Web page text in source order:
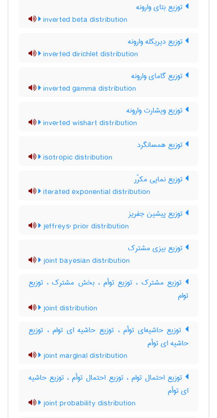
توزیع بتای وارونه
inverted beta distribution
توزیع دیریکله وارونه
inverted dirichlet distribution
توزیع گامای وارونه
inverted gamma distribution
توزیع ویشارت وارونه
inverted wishart distribution
توزیع همسانگرد
isotropic distribution
توزیع نمایی مکرّر
iterated exponential distribution
توزیع پیشین جفریز
jeffreys' prior distribution
توزیع بیزی مشترک
joint bayesian distribution
توزیع مشترک ، توزیع توأم ، بخش مشترک ، توزیع
توام
joint distribution
توزیع حاشیه‌ای توأم ، توزیع حاشیه ای توام ، توزیع
حاشیه ای توأم
joint marginal distribution
توزیع احتمال توام ، توزیع احتمال توأم ، توزیع حاشیه
ای توأم
joint probability distribution